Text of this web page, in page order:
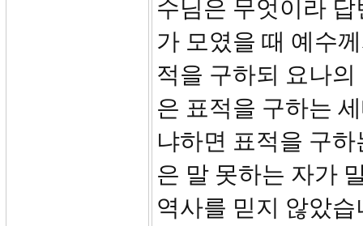
수님은 무엇이라
가 모였을 때 예수
적을 구하되 요나
은 표적을 구하는
냐하면 표적을 구
은 말 못하는 자가
역사를 믿지 않았